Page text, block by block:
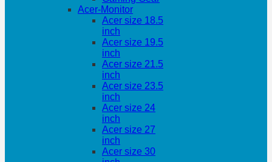
Acer-Monitor
Acer size 18.5
inch
Acer size 19.5
inch
Acer size 21.5
inch
Acer size 23.5
inch
Acer size 24
inch
Acer size 27
inch
Acer size 30